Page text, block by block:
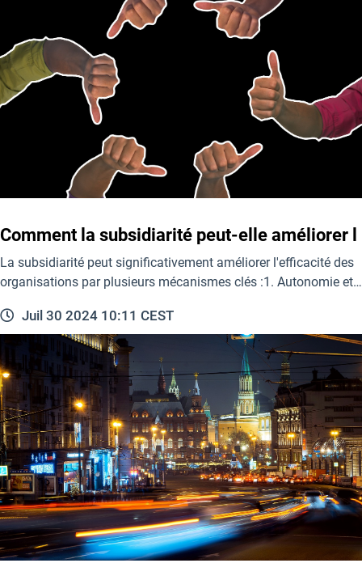
Comment la subsidiarité peut-elle améliorer l
La subsidiarité peut significativement améliorer l'efficacité des
organisations par plusieurs mécanismes clés :1. Autonomie et…
Juil 30 2024 10:11 CEST